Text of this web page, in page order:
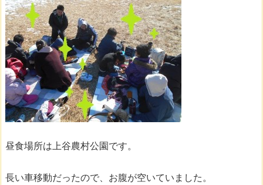
昼食場所は上谷農村公園です。
長い車移動だったので、お腹が空いていました。